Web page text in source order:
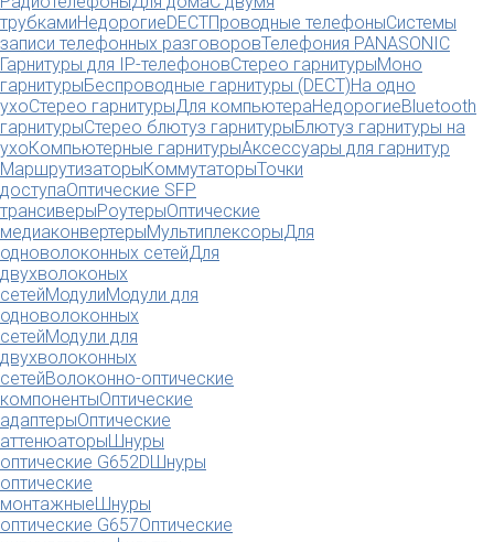
трубкамиНедорогиеDECTПроводные телефоныСистемы
записи телефонных разговоровТелефония PANASONIC
Гарнитуры для IP-телефоновСтерео гарнитурыМоно
гарнитурыБеспроводные гарнитуры (DECT)На одно
ухоСтерео гарнитурыДля компьютераНедорогиеBluetooth
гарнитурыСтерео блютуз гарнитурыБлютуз гарнитуры на
ухоКомпьютерные гарнитурыАксессуары для гарнитур
МаршрутизаторыКоммутаторыТочки
доступаОптические SFP
трансиверыРоутерыОптические
медиаконвертерыМультиплексорыДля
одноволоконных сетейДля
двухволоконых
сетейМодулиМодули для
одноволоконных
сетейМодули для
двухволоконных
сетейВолоконно-оптические
компонентыОптические
адаптерыОптические
аттенюаторыШнуры
оптические G652DШнуры
оптические
монтажныеШнуры
оптические G657Оптические